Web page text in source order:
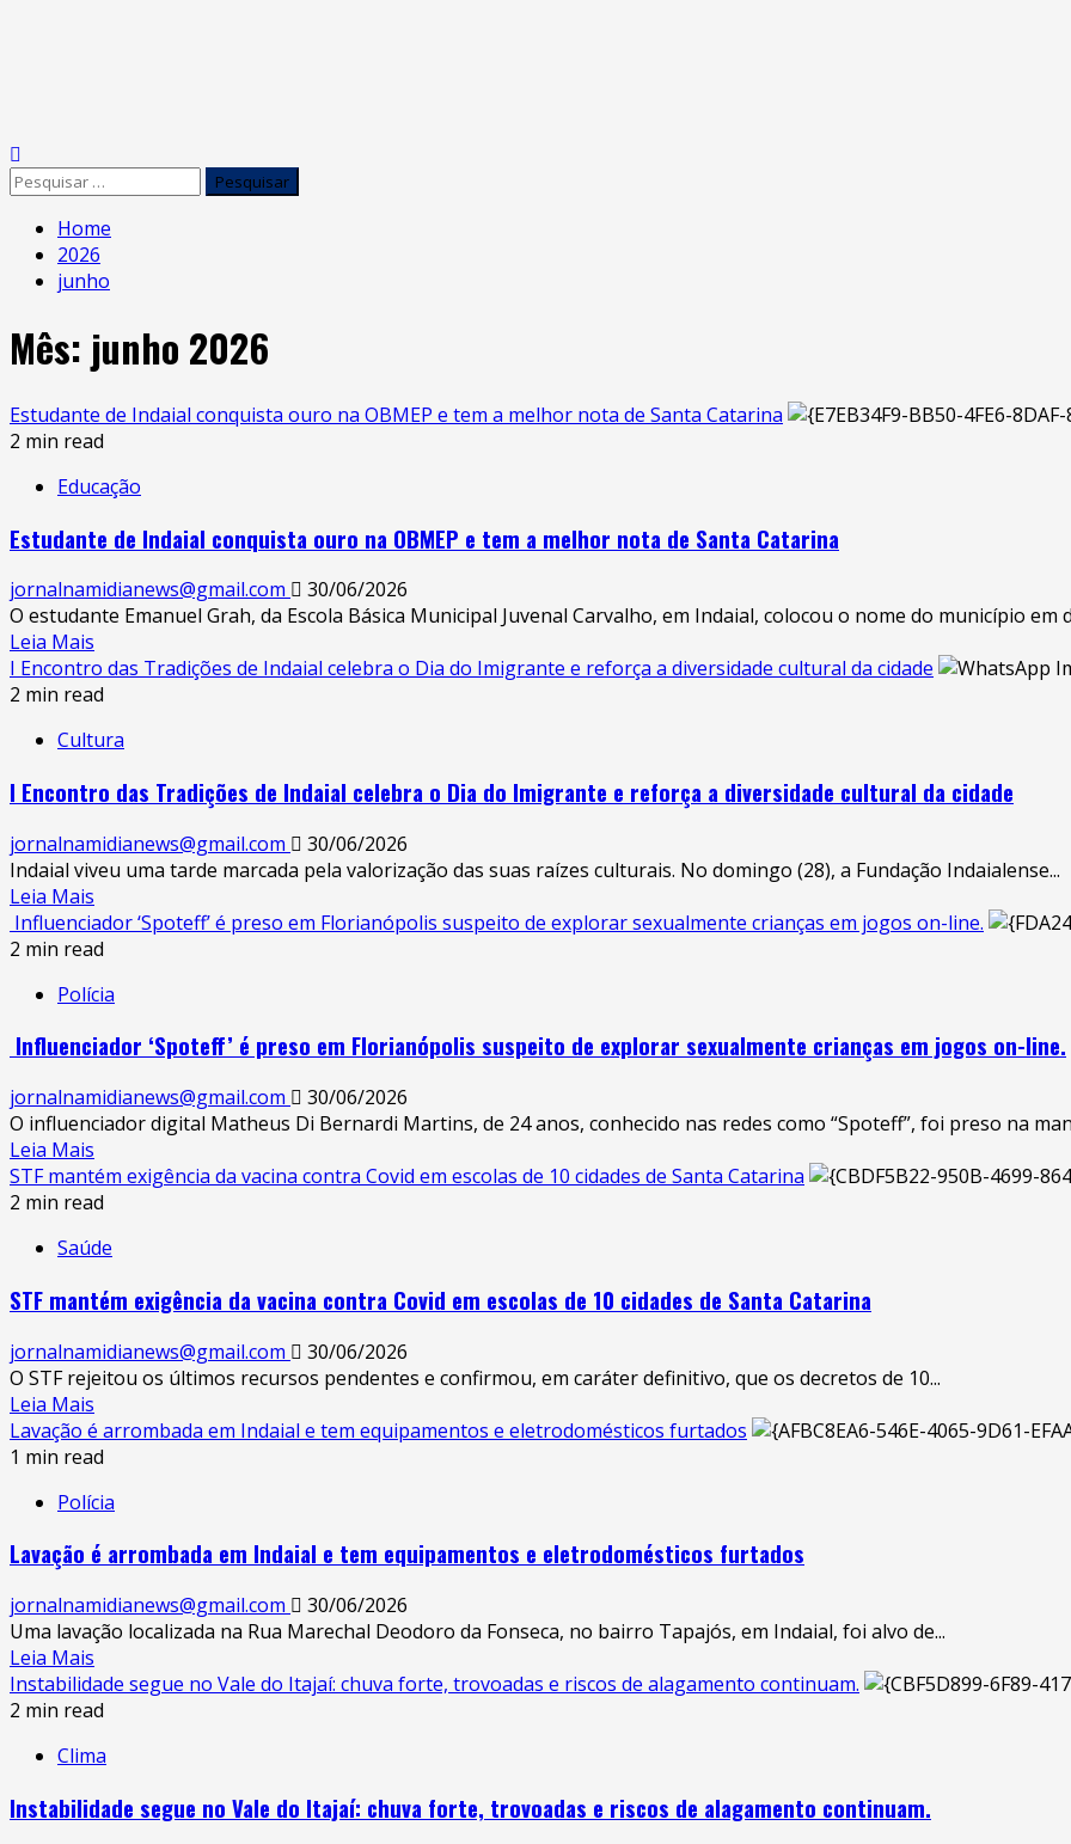
Home
2026
junho
Mês: junho 2026
Estudante de Indaial conquista ouro na OBMEP e tem a melhor nota de Santa Catarina
2 min read
Educação
Estudante de Indaial conquista ouro na OBMEP e tem a melhor nota de Santa Catarina
jornalnamidianews@gmail.com
30/06/2026
O estudante Emanuel Grah, da Escola Básica Municipal Juvenal Carvalho, em Indaial, colocou o nome do município em
Leia Mais
I Encontro das Tradições de Indaial celebra o Dia do Imigrante e reforça a diversidade cultural da cidade
2 min read
Cultura
I Encontro das Tradições de Indaial celebra o Dia do Imigrante e reforça a diversidade cultural da cidade
jornalnamidianews@gmail.com
30/06/2026
Indaial viveu uma tarde marcada pela valorização das suas raízes culturais. No domingo (28), a Fundação Indaialense...
Leia Mais
Influenciador ‘Spoteff’ é preso em Florianópolis suspeito de explorar sexualmente crianças em jogos on-line.
2 min read
Polícia
Influenciador ‘Spoteff’ é preso em Florianópolis suspeito de explorar sexualmente crianças em jogos on-line.
jornalnamidianews@gmail.com
30/06/2026
O influenciador digital Matheus Di Bernardi Martins, de 24 anos, conhecido nas redes como “Spoteff”, foi preso na
Leia Mais
STF mantém exigência da vacina contra Covid em escolas de 10 cidades de Santa Catarina
2 min read
Saúde
STF mantém exigência da vacina contra Covid em escolas de 10 cidades de Santa Catarina
jornalnamidianews@gmail.com
30/06/2026
O STF rejeitou os últimos recursos pendentes e confirmou, em caráter definitivo, que os decretos de 10...
Leia Mais
Lavação é arrombada em Indaial e tem equipamentos e eletrodomésticos furtados
1 min read
Polícia
Lavação é arrombada em Indaial e tem equipamentos e eletrodomésticos furtados
jornalnamidianews@gmail.com
30/06/2026
Uma lavação localizada na Rua Marechal Deodoro da Fonseca, no bairro Tapajós, em Indaial, foi alvo de...
Leia Mais
Instabilidade segue no Vale do Itajaí: chuva forte, trovoadas e riscos de alagamento continuam.
2 min read
Clima
Instabilidade segue no Vale do Itajaí: chuva forte, trovoadas e riscos de alagamento continuam.